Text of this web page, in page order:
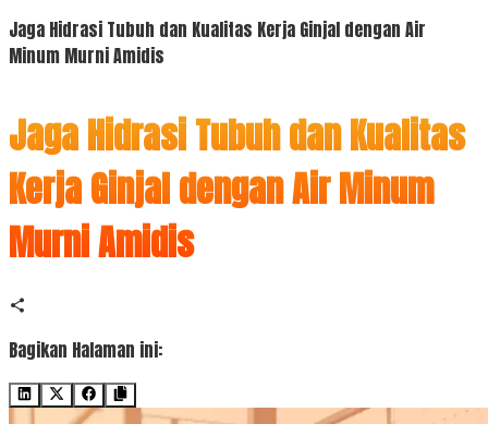
Jaga Hidrasi Tubuh dan Kualitas Kerja Ginjal dengan Air
Minum Murni Amidis
Jaga Hidrasi Tubuh dan Kualitas
Kerja Ginjal dengan Air Minum
Murni Amidis
Bagikan Halaman ini: